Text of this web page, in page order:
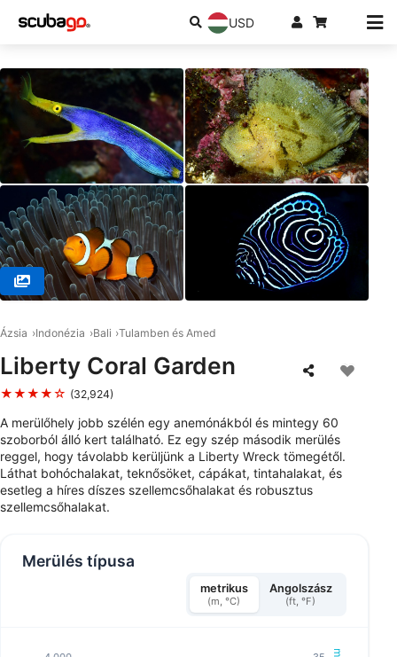
USD
Ázsia Indonézia Bali Tulamben és Amed
Liberty Coral Garden
★★★★☆ (32,924)
A merülőhely jobb szélén egy anemónákból és mintegy 60
szoborból álló kert található. Ez egy szép második merülés
reggel, hogy távolabb kerüljünk a Liberty Wreck tömegétől.
Láthat bohóchalakat, teknősöket, cápákat, tintahalakat, és
esetleg a híres díszes szellemcsőhalakat és robusztus
szellemcsőhalakat.
Merülés típusa
metrikus
(m, °C)
Angolszász
(ft, °F)